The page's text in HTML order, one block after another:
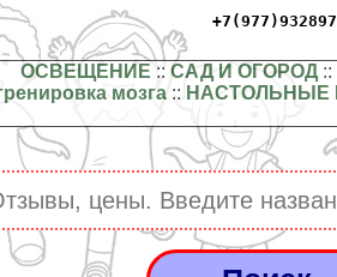
ОСВЕЩЕНИЕ :: САД И ОГОРОД::
мозга :: НАСТОЛЬНЫЕ